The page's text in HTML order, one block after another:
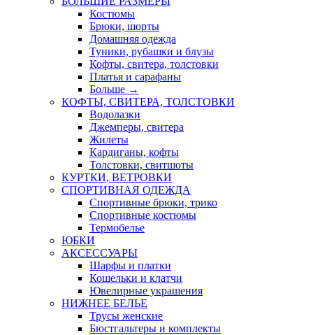
Костюмы
Брюки, шорты
Домашняя одежда
Туники, рубашки и блузы
Кофты, свитера, толстовки
Платья и сарафаны
Больше →
КОФТЫ, СВИТЕРА, ТОЛСТОВКИ
Водолазки
Джемперы, свитера
Жилеты
Кардиганы, кофты
Толстовки, свитшоты
КУРТКИ, ВЕТРОВКИ
СПОРТИВНАЯ ОДЕЖДА
Спортивные брюки, трико
Спортивные костюмы
Термобелье
ЮБКИ
AКСЕССУАРЫ
Шарфы и платки
Кошельки и клатчи
Ювелирные украшения
НИЖНЕЕ БЕЛЬЕ
Трусы женские
Бюстгальтеры и комплекты